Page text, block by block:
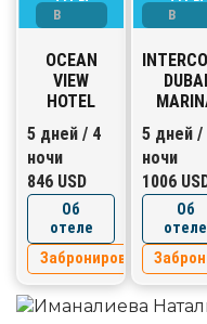
В
ОАЭ
OCEAN
VIEW
HOTEL
5 дней / 4
ночи
846 USD
Об
отеле
Забронировать
В
ОАЭ
DUBAI
5 дней /
ночи
1006
Об
отеле